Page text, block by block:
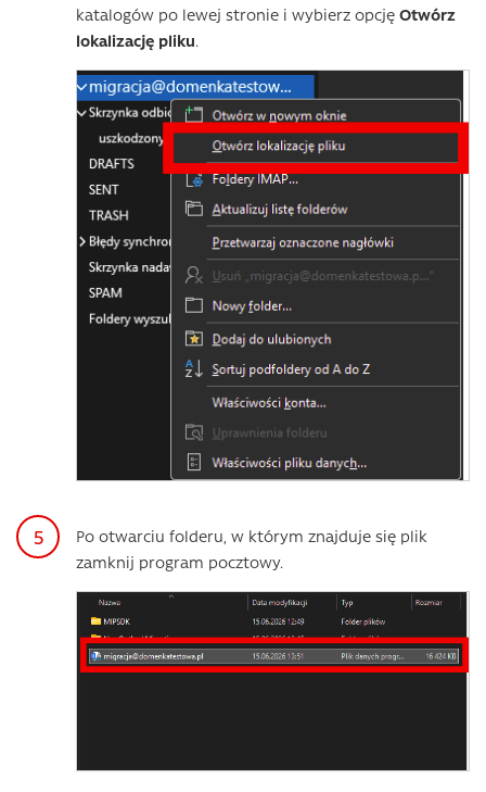
katalogów po lewej stronie i wybierz opcję Otwórz
lokalizację pliku.
Po otwarciu folderu, w którym znajduje się plik
zamknij program pocztowy.